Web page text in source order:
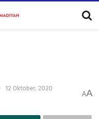
12 Oktober, 2020
AA